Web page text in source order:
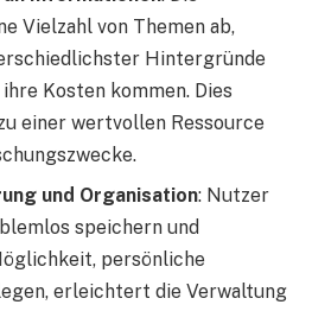
Vielzahl von Themen ab,
Hintergründe
Kosten kommen. Dies
einer wertvollen Ressource
und Organisation: Nutzer
speichern und
persönliche
erleichtert die Verwaltung